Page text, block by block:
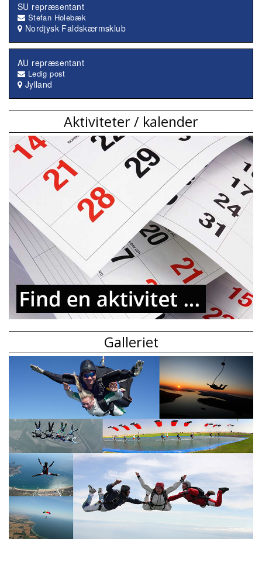
SU repræsentant
Stefan Holebæk
Nordjysk Faldskærmsklub
AU repræsentant
Ledig post
Jylland
Aktiviteter / kalender
Galleriet